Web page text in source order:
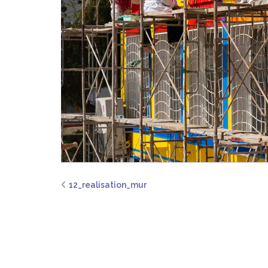
12_realisation_mur